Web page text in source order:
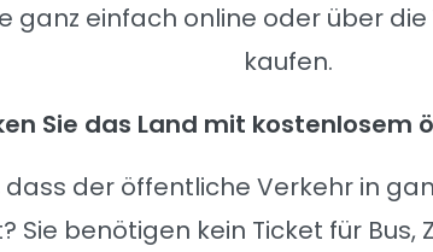
ganz einfach online oder über
kaufen.
Sie das Land mit kostenlosem
dass der öffentliche Verkehr in
Sie benötigen kein Ticket für